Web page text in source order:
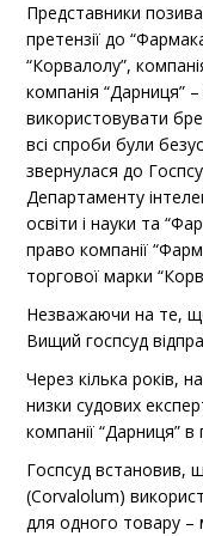
Представники
претензії до
“Корвалолу”,
компанія “Дарниця”
використовувати
всі спроби були
звернулася до
Департаменту
освіти і науки та
право компанії
торгової марки
Незважаючи на те,
Вищий госпсуд
Через кілька років,
низки судових
компанії “Дарниця” в
Госпсуд встановив,
(Corvalolum)
для одного товару –